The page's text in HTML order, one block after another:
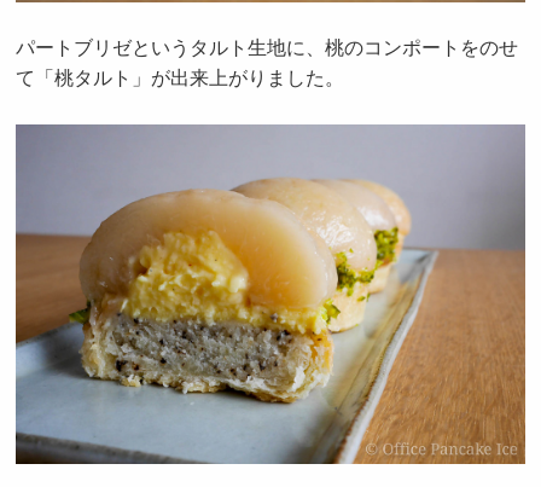
パートブリゼというタルト生地に、桃のコンポートをのせ
て「桃タルト」が出来上がりました。